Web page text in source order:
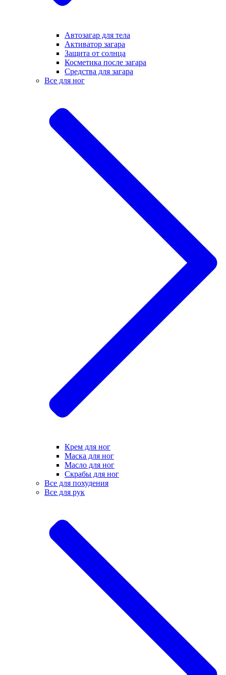
Автозагар для тела
Активатор загара
Защита от солнца
Косметика после загара
Средства для загара
Все для ног
Крем для ног
Маска для ног
Масло для ног
Скрабы для ног
Все для похудения
Все для рук